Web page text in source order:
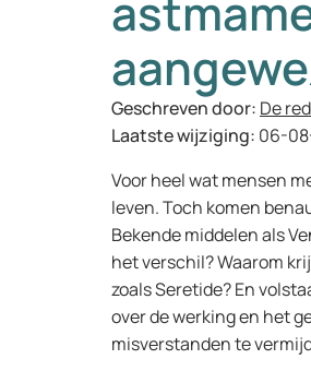
Geschreven door: De
Laatste wijziging: 06-
Voor heel wat mensen
leven. Toch komen
Bekende middelen als
het verschil? Waarom
zoals Seretide? En
over de werking en het
misverstanden te